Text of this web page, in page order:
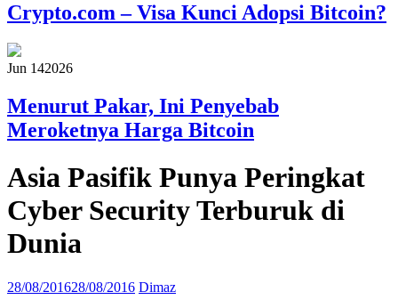
Crypto.com – Visa Kunci Adopsi Bitcoin?
Jun 142026
Menurut Pakar, Ini Penyebab
Meroketnya Harga Bitcoin
Asia Pasifik Punya Peringkat
Cyber Security Terburuk di
Dunia
28/08/201628/08/2016 Dimaz